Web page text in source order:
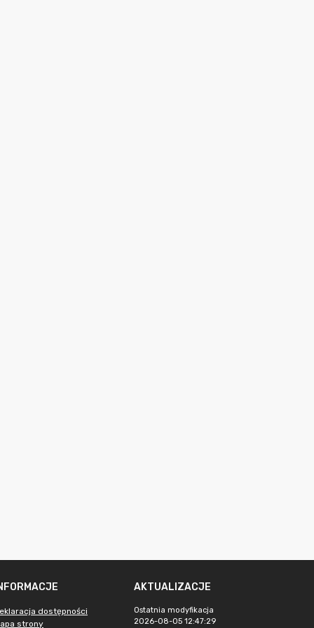
dostępności
strony
AKTUALIZACJE
Ostatnia modyfikacja
2026-08-05 12:47:29